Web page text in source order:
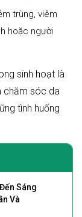
trùng, viêm
hoặc người
sinh hoạt là
chăm sóc da
tình huống
Sáng
Và